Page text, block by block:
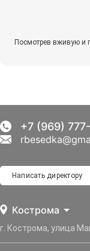
Посмотрев вживую и
Кострома
г. Кострома, улица
Написать директору
+7 (969)